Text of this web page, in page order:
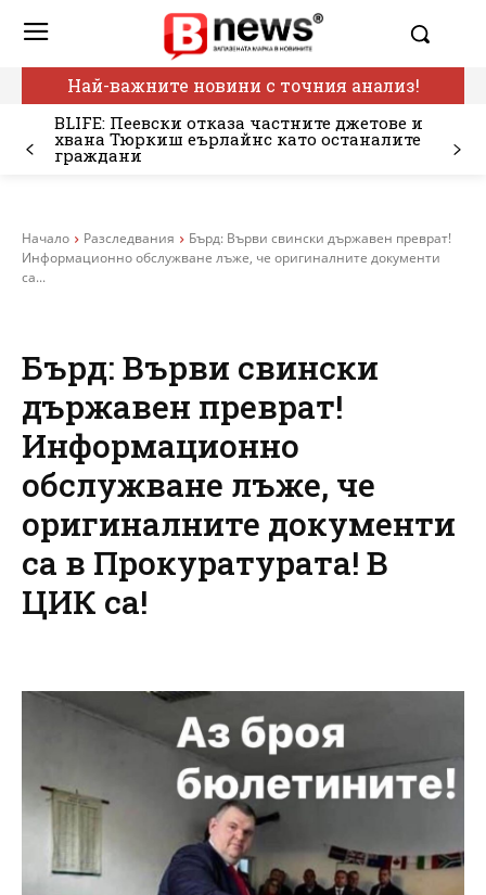
Най-важните новини с точния анализ!
BLIFE: Пеевски отказа частните джетове и
хвана Тюркиш еърлайнс като останалите
граждани
Начало Разследвания
Бърд: Върви свински държавен преврат!
Информационно обслужване лъже, че оригиналните документи
са...
Бърд: Върви свински
държавен преврат!
Информационно
обслужване лъже, че
оригиналните документи
са в Прокуратурата! В
ЦИК са!